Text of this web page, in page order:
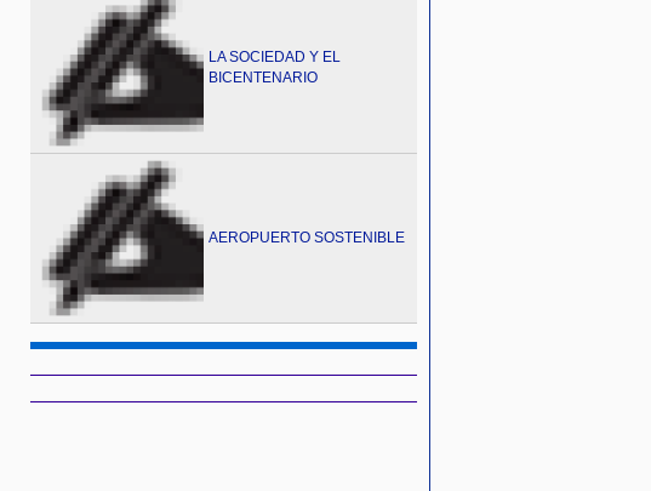
LA SOCIEDAD Y EL
BICENTENARIO
AEROPUERTO SOSTENIBLE